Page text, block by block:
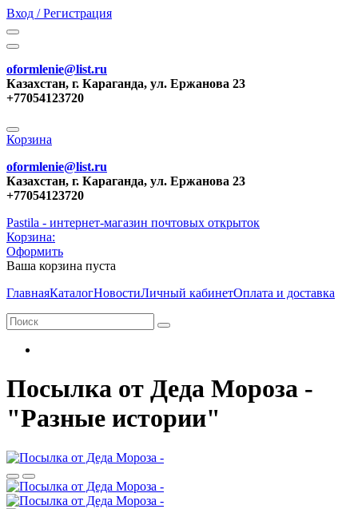
Вход / Регистрация
oformlenie@list.ru
Казахстан, г. Караганда, ул. Ержанова 23
+77054123720
Корзина
oformlenie@list.ru
Казахстан, г. Караганда, ул. Ержанова 23
+77054123720
Pastila - интернет-магазин почтовых открыток
Корзина:
Оформить
Ваша корзина пуста
ГлавнаяКаталогНовостиЛичный кабинетОплата и доставка
Посылка от Деда Мороза -
"Разные истории"